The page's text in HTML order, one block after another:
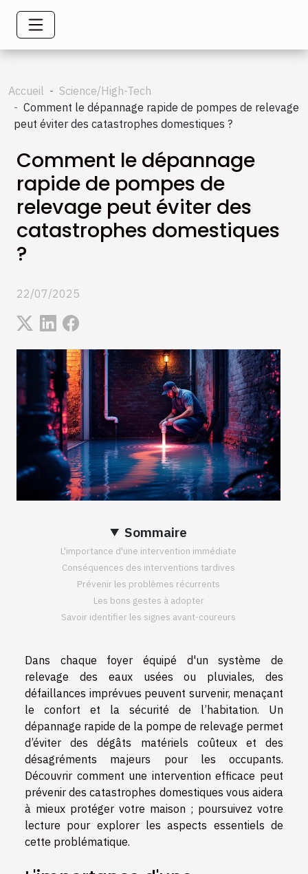
Accueil
Science/High-Tech
Comment le dépannage rapide de pompes de relevage
peut éviter des catastrophes domestiques ?
Comment le dépannage
rapide de pompes de
relevage peut éviter des
catastrophes domestiques
?
22/07/2025
Sommaire
L'importance d'une intervention immédiate
Conséquences des interventions tardives
Prévenir les problèmes récurrents
Les bons gestes à adopter
Savoir identifier les signes avant-coureurs
Dans chaque foyer équipé d'un système de
relevage des eaux usées ou pluviales, des
défaillances imprévues peuvent survenir, menaçant
le confort et la sécurité de l’habitation. Un
dépannage rapide de la pompe de relevage permet
d’éviter des dégâts matériels coûteux et des
désagréments majeurs pour les occupants.
Découvrir comment une intervention efficace peut
prévenir des catastrophes domestiques vous aidera
à mieux protéger votre maison ; poursuivez votre
lecture pour explorer les aspects essentiels de
cette problématique.